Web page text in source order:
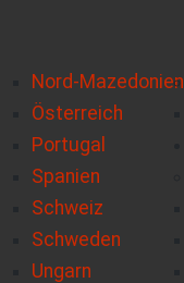
Nord-Mazedonien
Österreich
Portugal
Spanien
Schweiz
Schweden
Ungarn